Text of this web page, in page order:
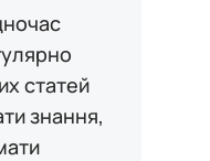
статей
знання,